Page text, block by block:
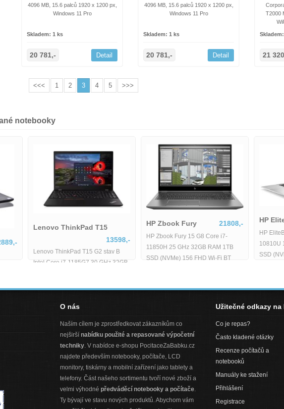
4096 MB, 15.6 palců 1920 x 1200 px,
Windows 11 Pro
Skladem: 1 ks
20 781,- Detail
4096 MB, 15.6 palců 1920 x 1200 px,
Windows 11 Pro
Skladem: 1 ks
20 781,- Detail
T2000
21
<<< 1 2 3 4 5 >>>
notebooky
Lenovo ThinkPad T15
13598,-
Lenovo ThinkPad T15 G2 stav B
Intel Core i7-1185G7 30 GHz 32GB
HP Zbook Fury 21808,-
HP Zbook Fury 15 G8 Core i7-
11850H 25 GHz 32GB RAM 1TB
SSD (NVMe) 156 FHD Wi-Fi BT
HP
HP
10810U
SSD
O nás
Naším cílem je zprostředkovat zákazníkům co
nejširšínabídku použité a repasované výpočetní
techniky. V nabídce e-shopu PocitaceZaBabku.cz
najdete především notebooky, počítače, LCD
monitory, tiskárny a mobilní zařízení jako tablety a
telefony. Část našeho sortimentu tvoří nové zboží a
velmi výhodnépředváděcí notebooky a počítače.
Ty bývají ve stavu nových produktů. Abychom vám
Užitečné odkazy na
Co je repas?
Často kladené otázky
Recenze počítačů a
notebooků
Manuály ke stažení
Přihlášení
Registrace